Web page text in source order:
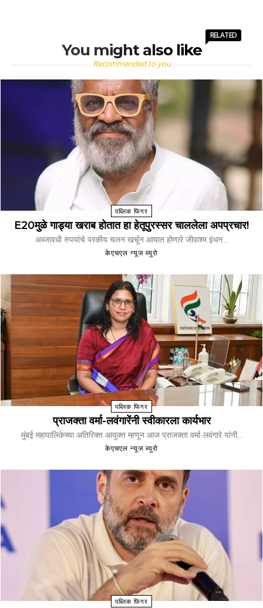
You might also like
RELATED
Recommended to you
पब्लिक फिगर
E20मुळे गाड्या खराब होतात हा हेतूपुरस्सर चाललेला अपप्रचार!
अब्जावधी रुपयांचे परकीय चलन खर्चून आयात होणारे जीवाश्म इंधन...
केएचएल न्यूज ब्युरो
पब्लिक फिगर
प्राजक्ता वर्मा-लवंगारेंनी स्वीकारला कार्यभार
मुंबई महापालिकेच्या अतिरिक्त आयुक्त म्हणून आज प्राजक्ता वर्मा-लवंगारे यांनी...
केएचएल न्यूज ब्युरो
पब्लिक फिगर